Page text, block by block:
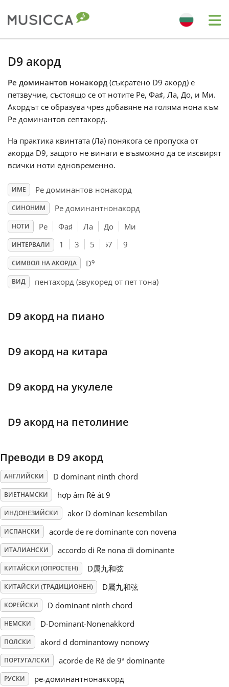
Български
Dansk
Deutsch
Español
Français
한국어
हिन्दी
Русский
Svenska
Tiếng Việt
Türkçe
Українська
简体中文
D9 акорд
Ре доминантов нонакорд (съкратено D9 акорд) е
петзвучие, състоящо се от нотите Ре, Фа♯, Ла, До, и Ми.
Акордът се образува чрез добавяне на голяма нона към
Ре доминантов септакорд.
На практика квинтата (Ла) понякога се пропуска от
акорда D9, защото не винаги е възможно да се изсвирят
всички ноти едновременно.
ИМЕ Ре доминантов нонакорд
СИНОНИМ Ре доминантнонакорд
НОТИ Ре Фа♯ Ла До Ми
ИНТЕРВАЛИ 1 3 5 ♭7 9
СИМВОЛ НА АКОРДА D9
ВИД пентахорд (звукоред от пет тона)
D9 акорд на пиано
D9 акорд на китара
D9 акорд на укулеле
D9 акорд на петолиние
Преводи в D9 акорд
АНГЛИЙСКИ D dominant ninth chord
ВИЕТНАМСКИ hợp âm Rê át 9
ИНДОНЕЗИЙСКИ akor D dominan kesembilan
ИСПАНСКИ acorde de re dominante con novena
ИТАЛИАНСКИ accordo di Re nona di dominante
КИТАЙСКИ (ОПРОСТЕН) D属九和弦
КИТАЙСКИ (ТРАДИЦИОНЕН) D屬九和弦
КОРЕЙСКИ D dominant ninth chord
НЕМСКИ D-Dominant-Nonenakkord
ПОЛСКИ akord d dominantowy nonowy
ПОРТУГАЛСКИ acorde de Ré de 9ª dominante
РУСКИ ре-доминантнонаккорд